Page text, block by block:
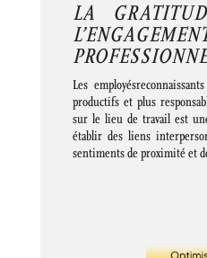
LA
Les
productifs et plus
sur le lieu de travail est
établir des liens
sentiments de proximité et